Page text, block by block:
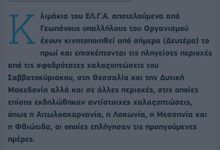
Κ λιμάκια του ΕΛ.Γ.Α. αποτελούμενα από
Γεωπόνους υπαλλήλους του Οργανισμού
έχουν κινητοποιηθεί από σήμερα (Δευτέρα) το
πρωί και επισκέπτονται τις πληγείσες περιοχές
από τις σφοδρότατες χαλαζοπτώσεις του
Σαββατοκύριακου, στη Θεσσαλία και την Δυτική
Μακεδονία αλλά και σε άλλες περιοχές, στις οποίες
επίσης εκδηλώθηκαν αντίστοιχες χαλαζοπτώσεις,
όπως η Αιτωλοακαρνανία, η Λακωνία, η Μεσσηνία και
η Φθιώτιδα, οι οποίες επλήγησαν τις προηγούμενες
ημέρες.